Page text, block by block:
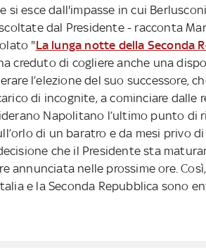
si esce dall'impasse in cui
dal Presidente - racconta
"La lunga notte della Seconda
creduto di cogliere anche una
l’elezione del suo successore,
di incognite, a cominciare dalle
Napolitano l’ultimo punto di
di un baratro e da mesi privo
che il Presidente sta
annunciata nelle prossime ore.
e la Seconda Repubblica sono